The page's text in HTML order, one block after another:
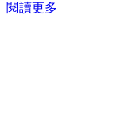
閱讀更多